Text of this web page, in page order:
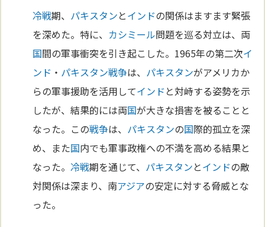
冷戦期、 パキスタンとインドの関係はますます緊張
を深めた。特に、 カシミール問題を巡る対立は、両
国間の軍事衝突を引き起こした。1965年の第二次イ
ンド ・ パキスタン戦争は、 パキスタンがアメリカか
らの軍事援助を活用してインド と対峙する姿勢を示
したが、結果的には両国が大きな損害を被ることと
なった。この戦争は、 パキスタンの国際的孤立を深
め、また国内でも軍事政権への不満を高める結果と
なった。冷戦期を通じて、 パキスタンとインドの敵
対関係は深まり、南アジアの安定に対する脅威とな
った。